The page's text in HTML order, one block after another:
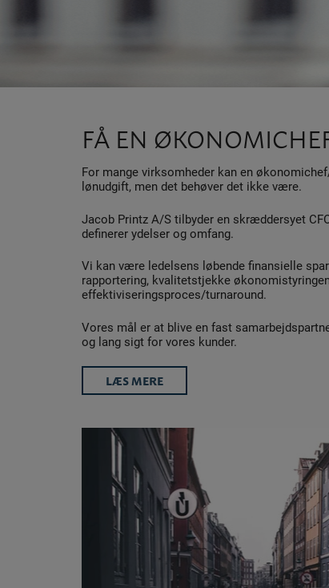
FÅ EN
For mange virksomheder kan en
lønudgift, men det behøver det ikke være.
Jacob Printz A/S tilbyder en skræddersyet
definerer ydelser og omfang.
Vi kan være ledelsens løbende finansielle
rapportering, kvalitetstjekke økonomistyringen
effektiviseringsproces/turnaround.
Vores mål er at blive en fast
og lang sigt for vores kunder.
LÆS MERE